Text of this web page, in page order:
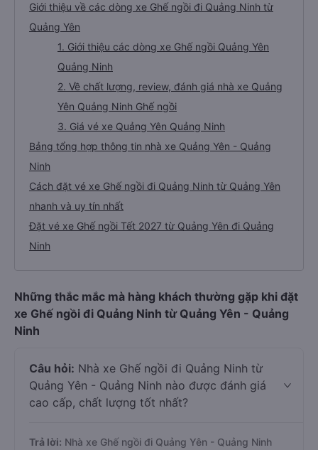
Giới thiệu về các dòng xe Ghế ngồi đi Quảng Ninh từ
Quảng Yên
1. Giới thiệu các dòng xe Ghế ngồi Quảng Yên
Quảng Ninh
2. Về chất lượng, review, đánh giá nhà xe Quảng
Yên Quảng Ninh Ghế ngồi
3. Giá vé xe Quảng Yên Quảng Ninh
Bảng tổng hợp thông tin nhà xe Quảng Yên - Quảng
Ninh
Cách đặt vé xe Ghế ngồi đi Quảng Ninh từ Quảng Yên
nhanh và uy tín nhất
Đặt vé xe Ghế ngồi Tết 2027 từ Quảng Yên đi Quảng
Ninh
Những thắc mắc mà hàng khách thường gặp khi đặt
xe Ghế ngồi đi Quảng Ninh từ Quảng Yên - Quảng
Ninh
Câu hỏi: Nhà xe Ghế ngồi đi Quảng Ninh từ
Quảng Yên - Quảng Ninh nào được đánh giá
cao cấp, chất lượng tốt nhất?
Trả lời: Nhà xe Ghế ngồi đi Quảng Yên - Quảng Ninh